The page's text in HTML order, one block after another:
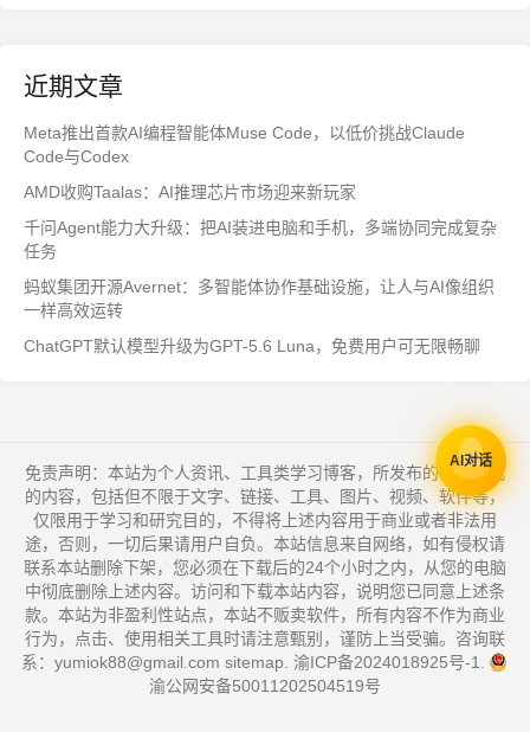
近期文章
Meta推出首款AI编程智能体Muse Code，以低价挑战Claude
Code与Codex
AMD收购Taalas：AI推理芯片市场迎来新玩家
千问Agent能力大升级：把AI装进电脑和手机，多端协同完成复杂
任务
蚂蚁集团开源Avernet：多智能体协作基础设施，让人与AI像组织
一样高效运转
ChatGPT默认模型升级为GPT-5.6 Luna，免费用户可无限畅聊
免责声明：本站为个人资讯、工具类学习博客，所发布的一切形式
的内容，包括但不限于文字、链接、工具、图片、视频、软件等，
仅限用于学习和研究目的，不得将上述内容用于商业或者非法用
途，否则，一切后果请用户自负。本站信息来自网络，如有侵权请
联系本站删除下架，您必须在下载后的24个小时之内，从您的电脑
中彻底删除上述内容。访问和下载本站内容，说明您已同意上述条
款。本站为非盈利性站点，本站不贩卖软件，所有内容不作为商业
行为，点击、使用相关工具时请注意甄别，谨防上当受骗。咨询联
系：yumiok88@gmail.com sitemap 渝ICP备2024018925号-1
渝公网安备50011202504519号
AI对话